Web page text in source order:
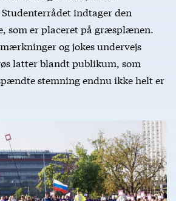
indtager den
som er placeret på græsplænen.
og jokes undervejs
latter blandt publikum, som
stemning endnu ikke helt er